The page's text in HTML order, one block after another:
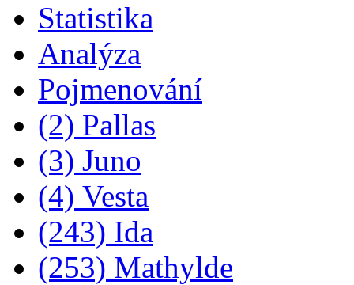
Statistika
Analýza
Pojmenování
(2) Pallas
(3) Juno
(4) Vesta
(243) Ida
(253) Mathylde